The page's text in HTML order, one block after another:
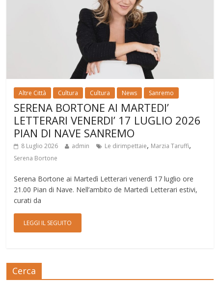
Altre Città Cultura Cultura News Sanremo
SERENA BORTONE AI MARTEDI’
LETTERARI VENERDI’ 17 LUGLIO 2026
PIAN DI NAVE SANREMO
8 Luglio 2026 admin Le dirimpettaie, Marzia Taruffi,
Serena Bortone
Serena Bortone ai Martedì Letterari venerdì 17 luglio ore
21.00 Pian di Nave. Nell’ambito de Martedì Letterari estivi,
curati da
LEGGI IL SEGUITO
Cerca